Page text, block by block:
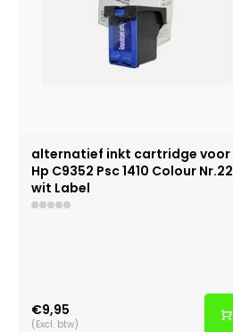
alternatief inkt cartridge voor
Hp C9352 Psc 1410 Colour Nr.22
wit Label
€9,95
(Excl. btw)